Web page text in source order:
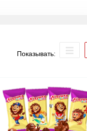
Показывать: